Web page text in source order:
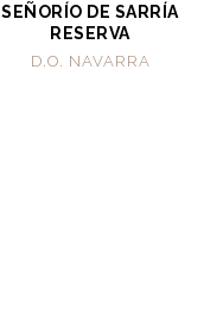
SEÑORÍO DE SARRÍA
RESERVA
D.O. NAVARRA